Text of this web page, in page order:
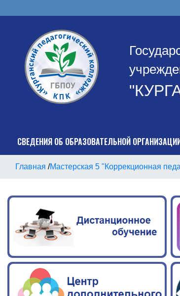
СВЕДЕНИЯ ОБ ОБРАЗОВАТЕЛЬНОЙ
Главная /Мастерская 5 "Коррекционная